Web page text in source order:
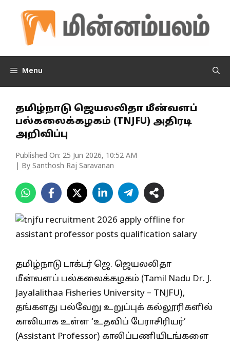
content
Menu
தமிழ்நாடு ஜெயலலிதா மீன்வளப்
பல்கலைக்கழகம் (TNJFU) அதிரடி
அறிவிப்பு
Published On: 25 Jun 2026, 10:52 AM
| By Santhosh Raj Saravanan
தமிழ்நாடு டாக்டர் ஜெ. ஜெயலலிதா
மீன்வளப் பல்கலைக்கழகம் (Tamil Nadu Dr. J.
Jayalalithaa Fisheries University – TNJFU),
தங்களது பல்வேறு உறுப்புக் கல்லூரிகளில்
காலியாக உள்ள ‘உதவிப் பேராசிரியர்’
(Assistant Professor) காலிப்பணியிடங்களை